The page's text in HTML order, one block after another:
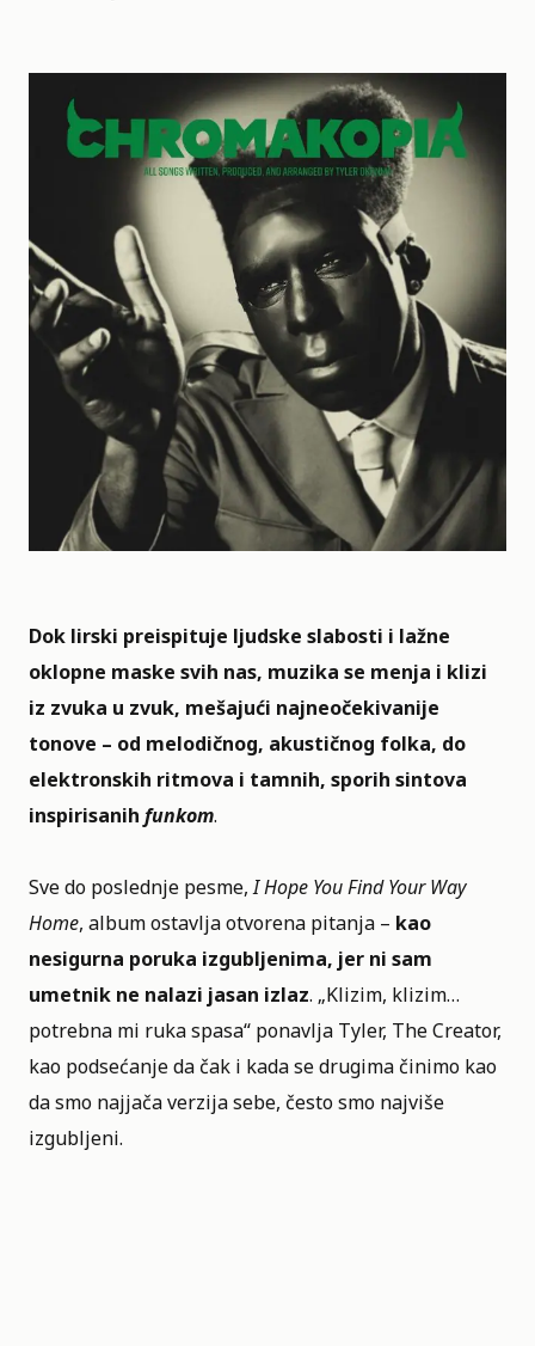
Dok lirski preispituje ljudske slabosti i lažne
oklopne maske svih nas, muzika se menja i klizi
iz zvuka u zvuk, mešajući najneočekivanije
tonove – od melodičnog, akustičnog folka, do
elektronskih ritmova i tamnih, sporih sintova
inspirisanih funkom.
Sve do poslednje pesme,I Hope You Find Your Way
Home, album ostavlja otvorena pitanja – kao
nesigurna poruka izgubljenima, jer ni sam
umetnik ne nalazi jasan izlaz. „Klizim, klizim…
potrebna mi ruka spasa“ ponavlja Tyler, The Creator,
kao podsećanje da čak i kada se drugima činimo kao
da smo najjača verzija sebe, često smo najviše
izgubljeni.